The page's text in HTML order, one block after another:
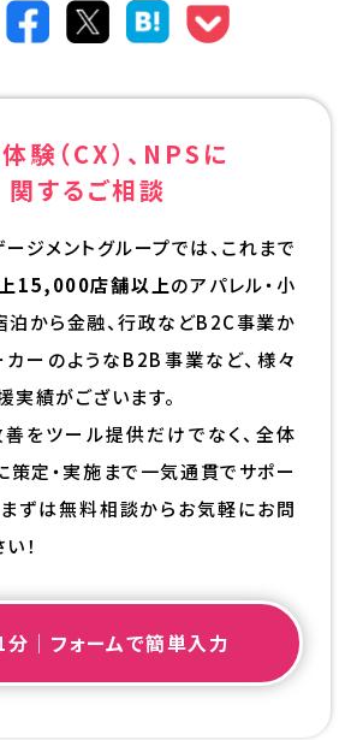
験（CX）、NPSに
関するご相談
ージメントグループでは、これまで
15,000店舗以上のアパレル・小
泊から金融、行政などB2C事業か
ーのようなB2B事業など、様々
実績がございます。
をツール提供だけでなく、全体
策定・実施まで一気通貫でサポー
まずは無料相談からお気軽にお問
！
｜フォームで簡単入力